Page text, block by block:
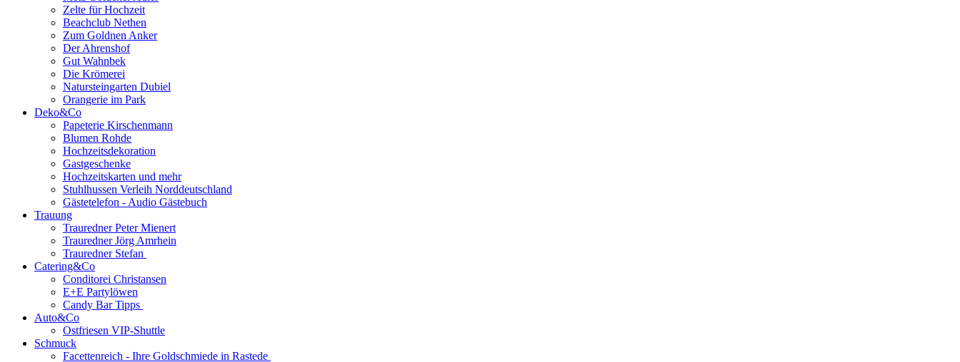
Zelte für Hochzeit
Beachclub Nethen
Zum Goldnen Anker
Der Ahrenshof
Gut Wahnbek
Die Krömerei
Natursteingarten Dubiel
Orangerie im Park
Deko&Co
Papeterie Kirschenmann
Blumen Rohde
Hochzeitsdekoration
Gastgeschenke
Hochzeitskarten und mehr
Stuhlhussen Verleih Norddeutschland
Gästetelefon - Audio Gästebuch
Trauung
Trauredner Peter Mienert
Trauredner Jörg Amrhein
Trauredner Stefan
Catering&Co
Conditorei Christansen
E+E Partylöwen
Candy Bar Tipps
Auto&Co
Ostfriesen VIP-Shuttle
Schmuck
Facettenreich - Ihre Goldschmiede in Rastede